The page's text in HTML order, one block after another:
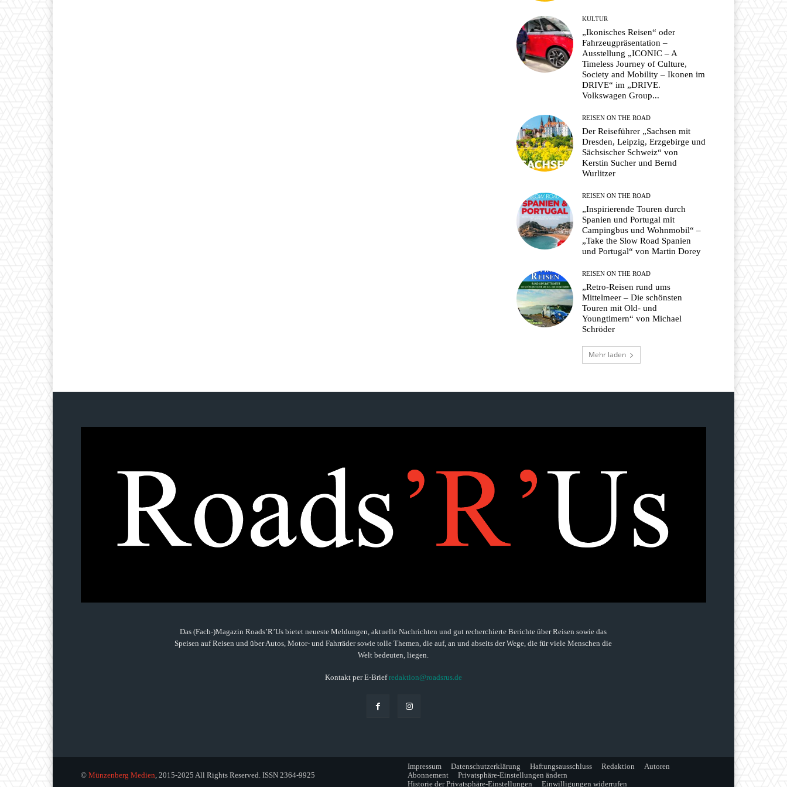
KULTUR
„Ikonisches Reisen“ oder
Fahrzeugpräsentation –
Ausstellung „ICONIC – A
Timeless Journey of Culture,
Society and Mobility – Ikonen im
DRIVE“ im „DRIVE.
Volkswagen Group...
REISEN ON THE ROAD
Der Reiseführer „Sachsen mit
Dresden, Leipzig, Erzgebirge und
Sächsischer Schweiz“ von
Kerstin Sucher und Bernd
Wurlitzer
REISEN ON THE ROAD
„Inspirierende Touren durch
Spanien und Portugal mit
Campingbus und Wohnmobil“ –
„Take the Slow Road Spanien
und Portugal“ von Martin Dorey
REISEN ON THE ROAD
„Retro-Reisen rund ums
Mittelmeer – Die schönsten
Touren mit Old- und
Youngtimern“ von Michael
Schröder
Mehr laden
Das (Fach-)Magazin Roads’R’Us bietet neueste Meldungen, aktuelle Nachrichten und gut recherchierte Berichte über Reisen sowie das
Speisen auf Reisen und über Autos, Motor- und Fahrräder sowie tolle Themen, die auf, an und abseits der Wege, die für viele Menschen die
Welt bedeuten, liegen.
Kontakt per E-Briefredaktion@roadsrus.de
© Münzenberg Medien , 2015-2025 All Rights Reserved. ISSN 2364-9925
Impressum Datenschutzerklärung Haftungsausschluss Redaktion
Autoren
Abonnement
Privatsphäre-Einstellungen ändern
Historie der Privatsphäre-Einstellungen
Einwilligungen widerrufen